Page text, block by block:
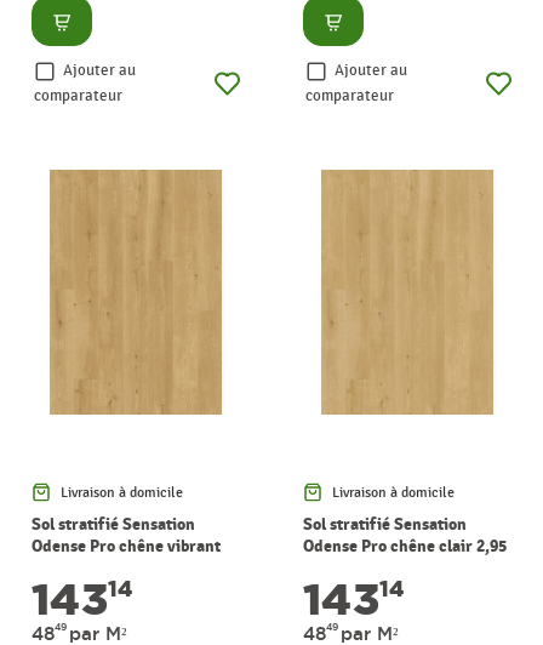
Consulter
Ajouter au
comparateur
Consulter
Ajouter au
comparateur
Livraison à domicile
Sol stratifié Sensation
Odense Pro chêne vibrant
14314
4849 par M²
Livraison à domicile
Sol stratifié Sensation
Odense Pro chêne clair 2,95
14314
4849 par M²